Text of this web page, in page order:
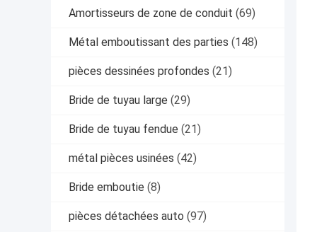
Amortisseurs de zone de conduit (69)
Métal emboutissant des parties (148)
pièces dessinées profondes (21)
Bride de tuyau large (29)
Bride de tuyau fendue (21)
métal pièces usinées (42)
Bride emboutie (8)
pièces détachées auto (97)